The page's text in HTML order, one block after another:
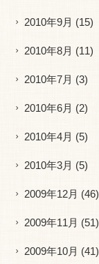
2010年9月 (15)
2010年8月 (11)
2010年7月 (3)
2010年6月 (2)
2010年4月 (5)
2010年3月 (5)
2009年12月 (46)
2009年11月 (51)
2009年10月 (41)